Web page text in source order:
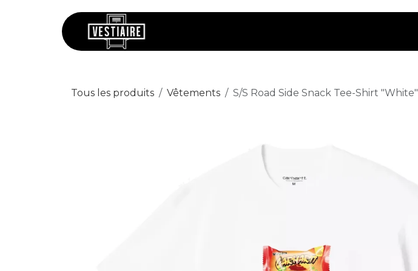
Tous les produits Vêtements S/S Road Side Snack Tee-Shirt "White"